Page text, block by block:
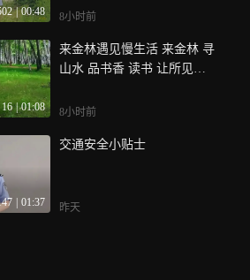
| 00:48
险区域，不盲目涉水，居家
安全第一
8小时前
16 01:08
来金林遇见慢生活 来金林 寻
山水 品书香 读书 让所见山
8小时前
01:37
交通安全小贴士
昨天